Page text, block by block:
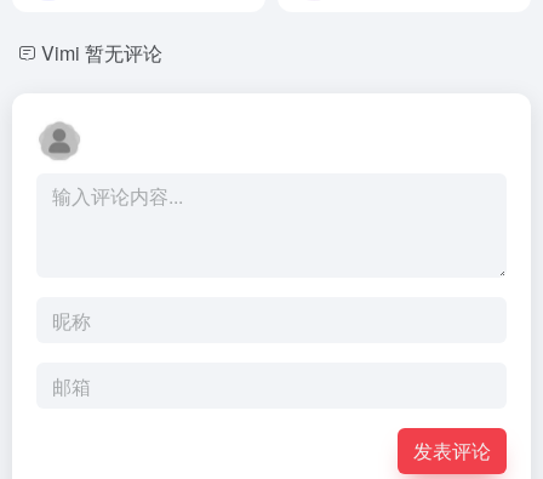
Vimi 暂无评论
发表评论